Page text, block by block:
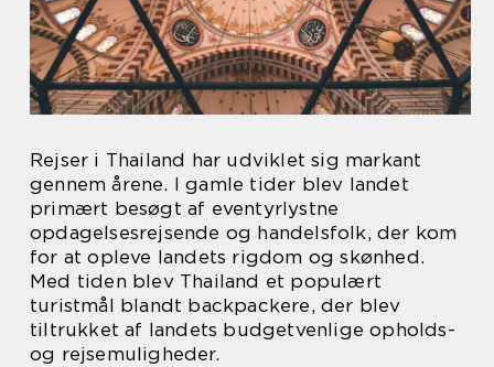
Rejser i Thailand har udviklet sig markant
gennem årene. I gamle tider blev landet
primært besøgt af eventyrlystne
opdagelsesrejsende og handelsfolk, der kom
for at opleve landets rigdom og skønhed.
Med tiden blev Thailand et populært
turistmål blandt backpackere, der blev
tiltrukket af landets budgetvenlige opholds-
og rejsemuligheder.